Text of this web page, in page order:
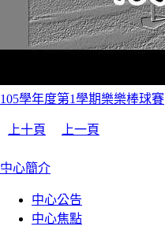
105學年度第1學期樂樂棒球賽
上十頁 上一頁
:::
中心簡介
中心公告
中心焦點